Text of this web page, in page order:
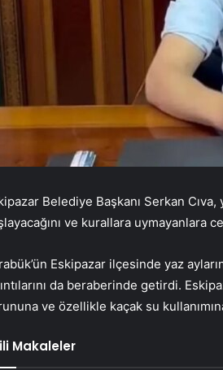
Belediye Başkanı Serkan
ve kurallara uymayanlara
Eskipazar ilçesinde yaz
da beraberinde getirdi.
ve özellikle kaçak su
Makaleler